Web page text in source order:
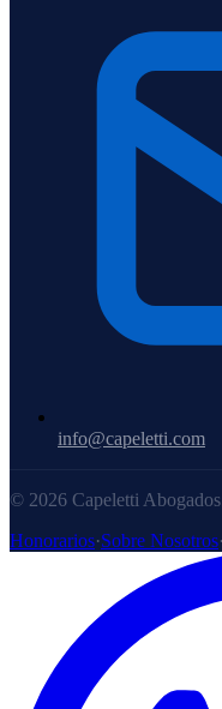
info@capeletti.com
© 2026 Capeletti
Honorarios·Sobre Nosotros·